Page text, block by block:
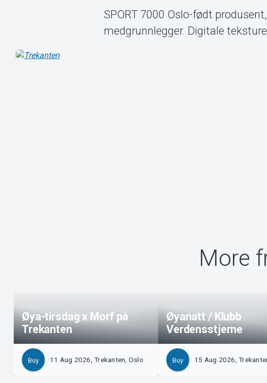
SPORT 7000 Oslo-født
medgrunnlegger. Digitale
More
Øya-tirsdag x Morf på
Trekanten
Buy 11 Aug 2026, Trekanten, Oslo
Øyanatt / Klubb
Verdensstjerne
Buy 15 Aug 2026,